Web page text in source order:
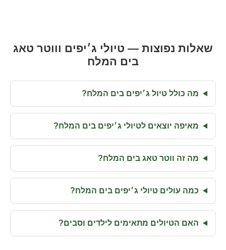
שאלות נפוצות — טיולי ג׳יפים וווטר טאג
בים המלח
מה כולל טיול ג׳יפים בים המלח?
מאיפה יוצאים לטיולי ג׳יפים בים המלח?
מה זה ווטר טאג בים המלח?
כמה עולים טיולי ג׳יפים בים המלח?
האם הטיולים מתאימים לילדים וסבים?